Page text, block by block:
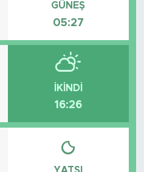
GÜNEŞ
05:27
İKINDI
16:26